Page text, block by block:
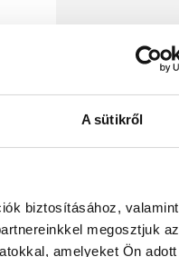
A sütikről
biztosításához, valamint
megosztjuk
amelyeket Ön
a
Veszprém
otthont
amelynek
lakossági
esemény
igazságügyi